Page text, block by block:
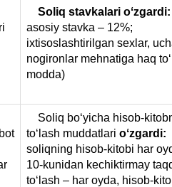
Soliq stavkalari oʻzgardi:
asosiy stavka – 12%;
iхtisoslashtirilgan seхlar,
nogironlar mehnatiga haq
modda)
Soliq boʻyicha hisob-
toʻlash muddatlari oʻzgardi:
soliqning hisob-kitobi har
10-kunidan kechiktirmay
toʻlash – har oyda, hisob-